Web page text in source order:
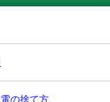
の捨て方